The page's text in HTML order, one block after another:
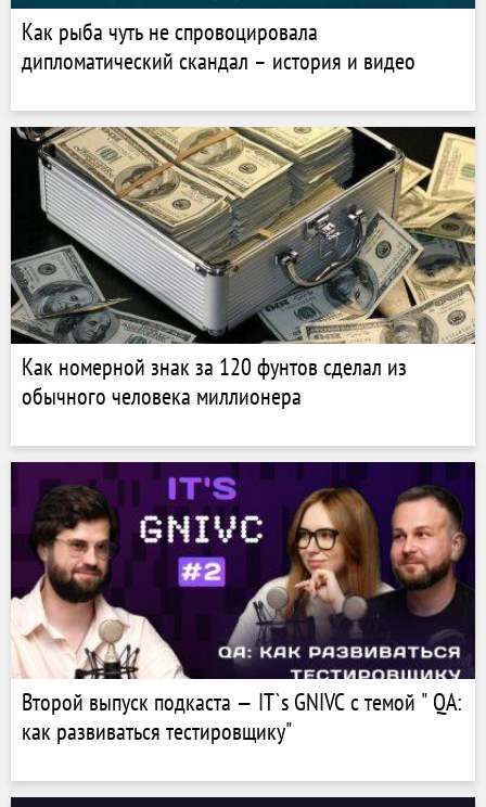
Как рыба чуть не спровоцировала
дипломатический скандал – история и видео
Как номерной знак за 120 фунтов сделал из
обычного человека миллионера
Второй выпуск подкаста — IT`s GNIVC с темой " QA:
как развиваться тестировщику"